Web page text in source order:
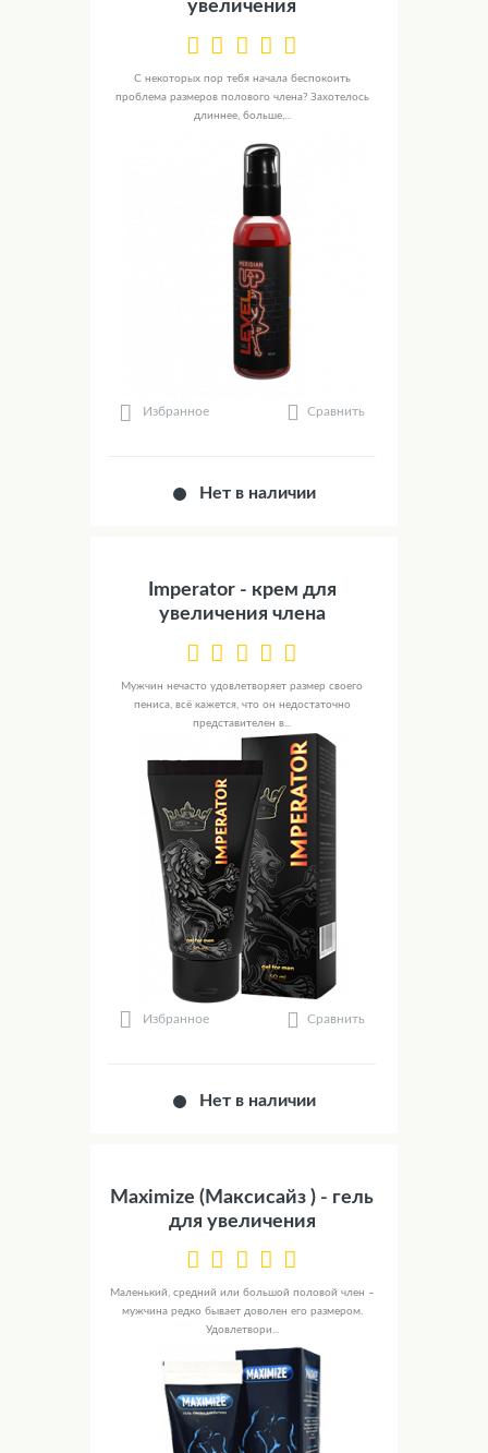
увеличения
С некоторых пор тебя начала беспокоить
проблема размеров полового члена? Захотелось
длиннее, больше,...
Избранное Сравнить
Нет в наличии
Imperator - крем для
увеличения члена
Мужчин нечасто удовлетворяет размер своего
пениса, всё кажется, что он недостаточно
представителен в...
Избранное Сравнить
Нет в наличии
Maximize (Максисайз ) - гель
для увеличения
Маленький, средний или большой половой член –
мужчина редко бывает доволен его размером.
Удовлетвори...